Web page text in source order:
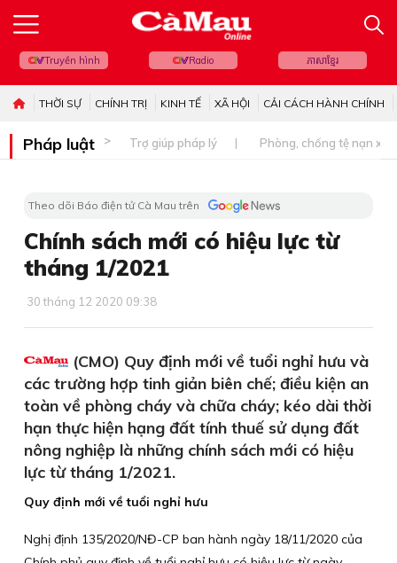
Truyền hình Radio ភាសាខ្មែរ
THỜI SỰ CHÍNH TRỊ KINH TẾ XÃ HỘI CẢI CÁCH HÀNH CHÍNH
Pháp luật Trợ giúp pháp lý Phòng, chống tệ nạn xã
Theo dõi Báo điện tử Cà Mau trên
Chính sách mới có hiệu lực từ
tháng 1/2021
30 tháng 12 2020 09:38
(CMO) Quy định mới về tuổi nghỉ hưu và
các trường hợp tinh giản biên chế; điều kiện an
toàn về phòng cháy và chữa cháy; kéo dài thời
hạn thực hiện hạng đất tính thuế sử dụng đất
nông nghiệp là những chính sách mới có hiệu
lực từ tháng 1/2021.
Quy định mới về tuổi nghỉ hưu
Nghị định 135/2020/NĐ-CP ban hành ngày 18/11/2020 của